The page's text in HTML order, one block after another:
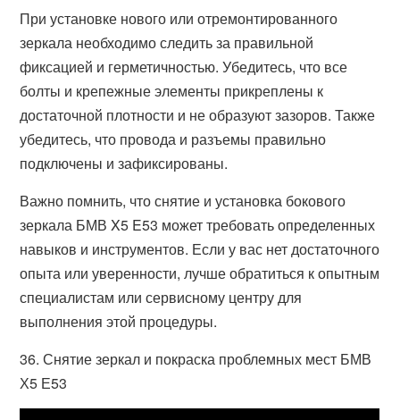
При установке нового или отремонтированного
зеркала необходимо следить за правильной
фиксацией и герметичностью. Убедитесь, что все
болты и крепежные элементы прикреплены к
достаточной плотности и не образуют зазоров. Также
убедитесь, что провода и разъемы правильно
подключены и зафиксированы.
Важно помнить, что снятие и установка бокового
зеркала БМВ X5 E53 может требовать определенных
навыков и инструментов. Если у вас нет достаточного
опыта или уверенности, лучше обратиться к опытным
специалистам или сервисному центру для
выполнения этой процедуры.
36. Снятие зеркал и покраска проблемных мест БМВ
Х5 Е53